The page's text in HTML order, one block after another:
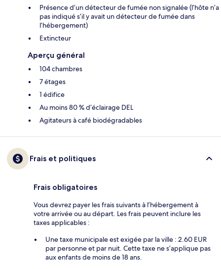
Présence d’un détecteur de fumée non signalée (l’hôte n’a
pas indiqué s’il y avait un détecteur de fumée dans
l’hébergement)
Extincteur
Aperçu général
104 chambres
7 étages
1 édifice
Au moins 80 % d’éclairage DEL
Agitateurs à café biodégradables
Frais et politiques
Frais obligatoires
Vous devrez payer les frais suivants à l’hébergement à
votre arrivée ou au départ. Les frais peuvent inclure les
taxes applicables :
Une taxe municipale est exigée par la ville : 2.60 EUR
par personne et par nuit. Cette taxe ne s’applique pas
aux enfants de moins de 18 ans.